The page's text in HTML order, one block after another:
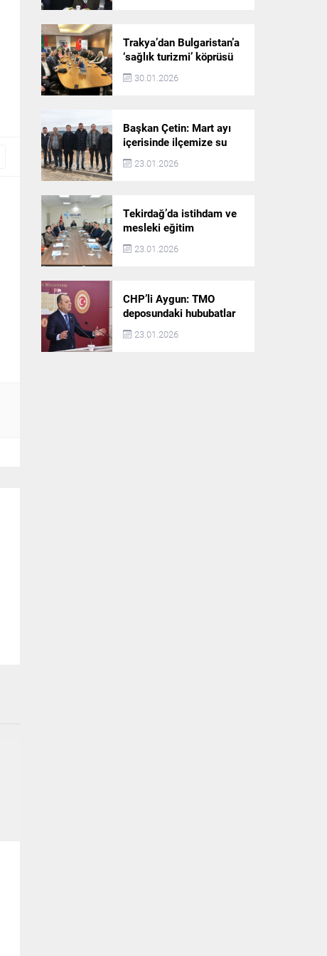
Trakya’dan Bulgaristan’a
‘sağlık turizmi’ köprüsü
30.01.2026
Başkan Çetin: Mart ayı
içerisinde ilçemize su
akışı başlatılacak
23.01.2026
Tekirdağ’da istihdam ve
mesleki eğitim
politikaları değerlendirildi
23.01.2026
CHP’li Aygun: TMO
deposundaki hububatlar
çalındı!
23.01.2026